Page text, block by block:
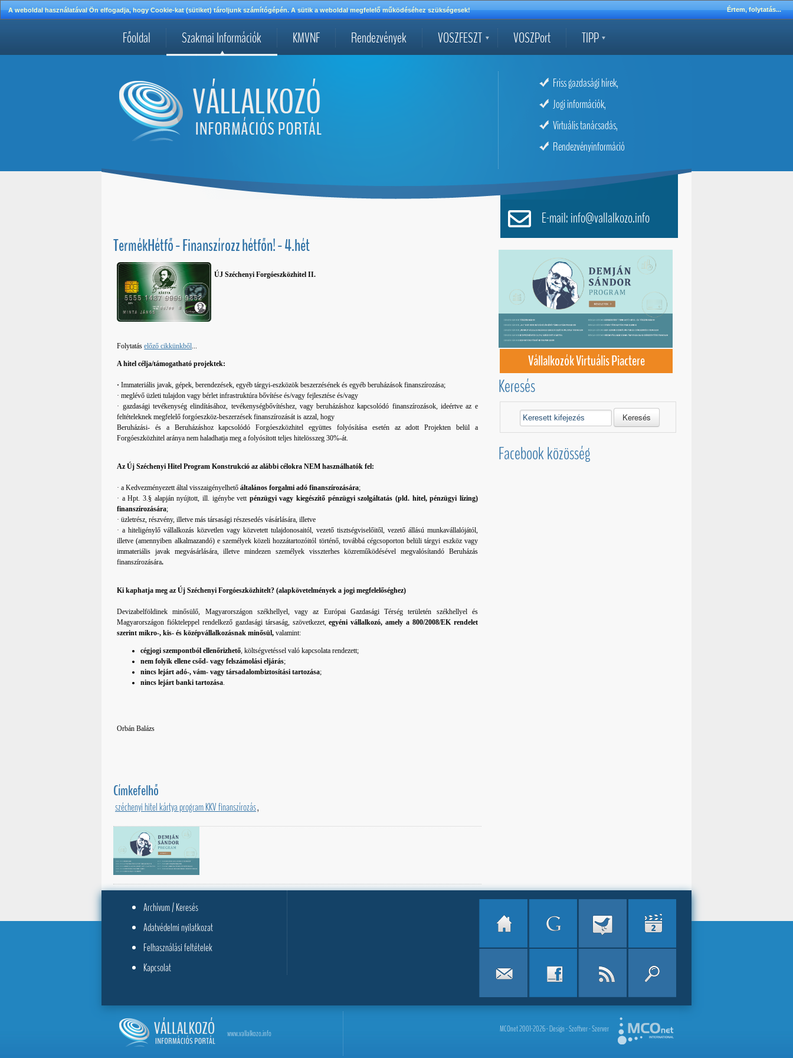
A weboldal használatával Ön elfogadja, hogy Cookie-kat (sütiket) tároljunk számítógépén. A sütik a weboldal megfelelő működéséhez szükségesek! Értem, folytatás...
Főoldal Szakmai Információk KMVNF Rendezvények VOSZFESZT VOSZPort TIPP
Friss gazdasági hírek,
Jogi információk,
Virtuális tanácsadás,
Rendezvényinformáció
TermékHétfő - Finanszírozz hétfőn! - 4.hét
ÚJ Széchenyi Forgóeszközhitel II.
Folytatáselőző cikkünkből...
A hitel célja/támogatható projektek:
· Immateriális javak, gépek, berendezések, egyéb tárgyi-eszközök beszerzésének és egyéb beruházások finanszírozása;
· meglévő üzleti tulajdon vagy bérlet infrastruktúra bővítése és/vagy fejlesztése és/vagy
· gazdasági tevékenység elindításához, tevékenységbővítéshez, vagy beruházáshoz kapcsolódó finanszírozások, ideértve az e
feltételeknek megfelelő forgóeszköz-beszerzések finanszírozását is azzal, hogy
Beruházási- és a Beruházáshoz kapcsolódó Forgóeszközhitel együttes folyósítása esetén az adott Projekten belül a
Forgóeszközhitel aránya nem haladhatja meg a folyósított teljes hitelösszeg 30%-át.
Az Új Széchenyi Hitel Program Konstrukció az alábbi célokra NEM használhatók fel:
· a Kedvezményezett által visszaigényelhetőáltalános forgalmi adó finanszírozására;
· a Hpt. 3.§ alapján nyújtott, ill. igénybe vett pénzügyi vagy kiegészítő pénzügyi szolgáltatás (pld. hitel, pénzügyi lízing)
finanszírozására;
· üzletrész, részvény, illetve más társasági részesedés vásárlására, illetve
· a hiteligénylő vállalkozás közvetlen vagy közvetett tulajdonosaitól, vezető tisztségviselőitől, vezető állású munkavállalójától,
illetve (amennyiben alkalmazandó) e személyek közeli hozzátartozóitól történő, továbbá cégcsoporton belüli tárgyi eszköz vagy
immateriális javak megvásárlására, illetve mindezen személyek visszterhes közreműködésével megvalósítandó Beruházás
finanszírozására.
Ki kaphatja meg az Új Széchenyi Forgóeszközhitelt? (alapkövetelmények a jogi megfelelőséghez)
Devizabelföldinek minősülő, Magyarországon székhellyel, vagy az Európai Gazdasági Térség területén székhellyel és
Magyarországon fiókteleppel rendelkező gazdasági társaság, szövetkezet,egyéni vállalkozó, amely a 800/2008/EK rendelet
szerint mikro-, kis- és középvállalkozásnak minősül, valamint:
cégjogi szempontból ellenőrizhető, költségvetéssel való kapcsolata rendezett;
nem folyik ellene csőd- vagy felszámolási eljárás;
nincs lejárt adó-, vám- vagy társadalombiztosítási tartozása;
nincs lejárt banki tartozása.
Orbán Balázs
Címkefelhő
széchenyi hitel kártya program KKV finanszírozás,
E-mail: info@vallalkozo.info
Vállalkozók Virtuális Piactere
Keresés
Keresés
Facebook közösség
Archívum / Keresés
Adatvédelmi nyilatkozat
Felhasználási feltételek
Kapcsolat
www.vallalkozo.info MCOnet 2001-2026 - Design - Szoftver - Szerver